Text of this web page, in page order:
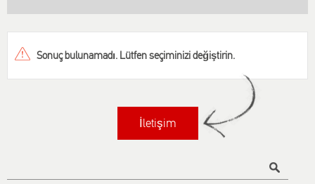
Sonuç bulunamadı. Lütfen seçiminizi değiştirin.
İletişim